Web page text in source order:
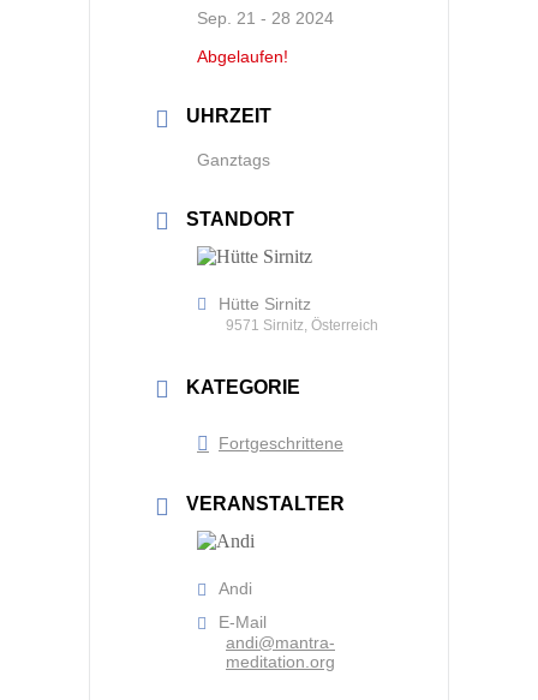
Sep. 21 - 28 2024
Abgelaufen!
UHRZEIT
Ganztags
STANDORT
Hütte Sirnitz
9571 Sirnitz, Österreich
KATEGORIE
Fortgeschrittene
VERANSTALTER
Andi
E-Mail
andi@mantra-
meditation.org